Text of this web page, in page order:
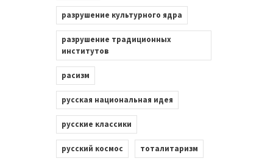
разрушение культурного ядра
разрушение традиционных
институтов
расизм
русская национальная идея
русские классики
русский космос тоталитаризм